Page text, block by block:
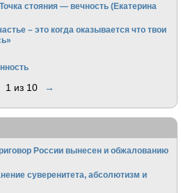
стояния — вечность (Екатерина
– это когда оказывается что твои
1 из 10 →
России вынесен и обжалованию
суверенитета, абсолютизм и